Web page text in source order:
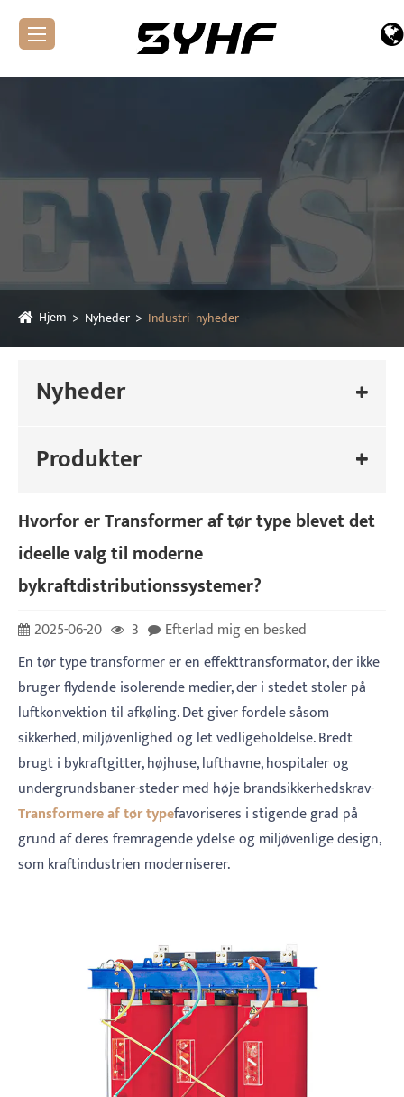
Hjem Nyheder Industri -nyheder
Nyheder
Produkter
Hvorfor er Transformer af tør type blevet det
ideelle valg til moderne
bykraftdistributionssystemer?
2025-06-20 3
Efterlad mig en besked
En tør type transformer er en effekttransformator, der ikke
bruger flydende isolerende medier, der i stedet stoler på
luftkonvektion til afkøling. Det giver fordele såsom
sikkerhed, miljøvenlighed og let vedligeholdelse. Bredt
brugt i bykraftgitter, højhuse, lufthavne, hospitaler og
undergrundsbaner-steder med høje brandsikkerhedskrav-
Transformere af tør typefavoriseres i stigende grad på
grund af deres fremragende ydelse og miljøvenlige design,
som kraftindustrien moderniserer.